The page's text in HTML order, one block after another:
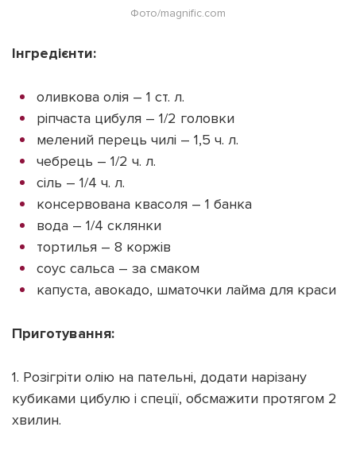
Фото/magnific.com
Інгредієнти:
оливкова олія – ​​1 ст. л.
ріпчаста цибуля – 1/2 головки
мелений перець чилі – 1,5 ч. л.
чебрець – 1/2 ч. л.
сіль – 1/4 ч. л.
консервована квасоля – 1 банка
вода – 1/4 склянки
тортилья – 8 коржів
соус сальса – за смаком
капуста, авокадо, шматочки лайма для краси
Приготування:
1. Розігріти олію на пательні, додати нарізану
кубиками цибулю і спеції, обсмажити протягом 2
хвилин.